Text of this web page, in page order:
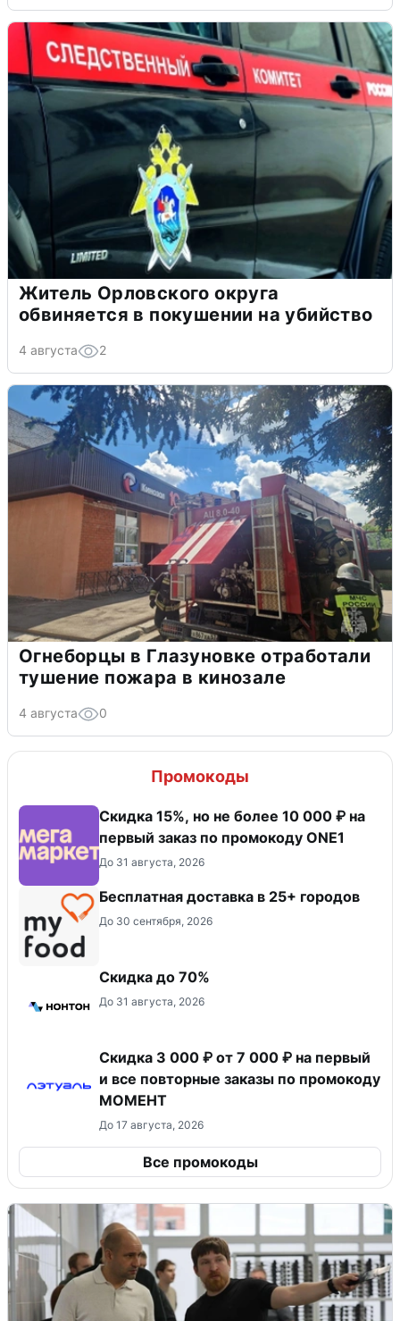
Житель Орловского округа
обвиняется в покушении на убийство
4 августа 2
Огнеборцы в Глазуновке отработали
тушение пожара в кинозале
4 августа 0
Промокоды
Скидка 15%, но не более 10 000 ₽ на
первый заказ по промокоду ONE1
До 31 августа, 2026
Бесплатная доставка в 25+ городов
До 30 сентября, 2026
Скидка до 70%
До 31 августа, 2026
Скидка 3 000 ₽ от 7 000 ₽ на первый
и все повторные заказы по промокоду
МОМЕНТ
До 17 августа, 2026
Все промокоды